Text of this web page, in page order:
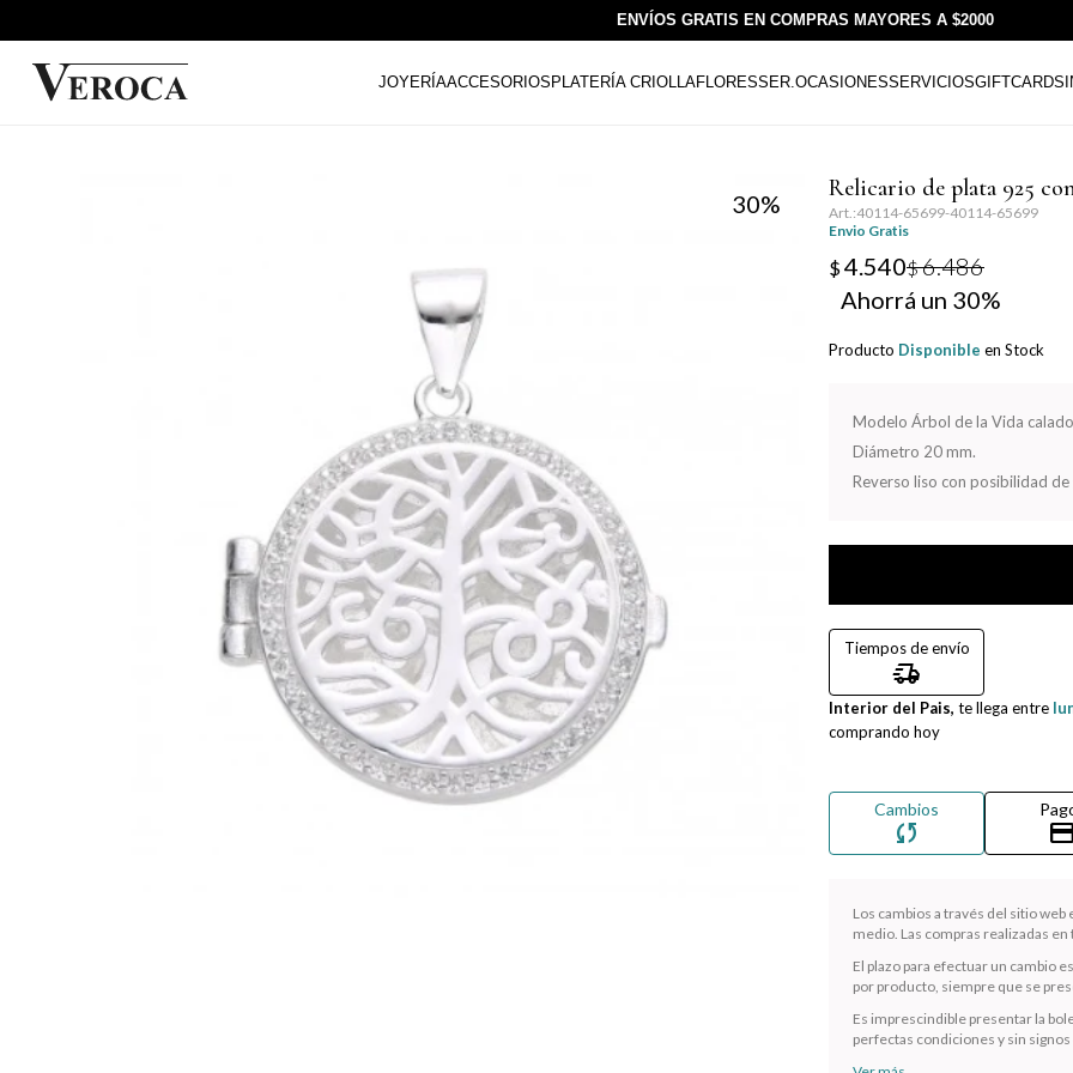
ENVÍOS GRATIS EN COMPRAS MAYORES A $2000
JOYERÍAACCESORIOS PLATERÍA CRIOLLAFLORESSER.OCASIONESSERVICIOSGIFTCARDS
30
Relicario de plata 925
40114-65699-40114-65699
Envio Gratis
$4.540$6.486
30
Producto Disponible en Stock
Modelo Árbol de la Vida
Diámetro 20 mm.
Reverso liso con posibilidad de
Tiempos de envío
delivery_truck_speed
Interior del Pais, te llega entre
comprando hoy
Cambios
sync credit_card
Los cambios a través del sitio
medio. Las compras realizadas
El plazo para efectuar un cambio
por producto, siempre que se
Es imprescindible presentar la
perfectas condiciones y sin